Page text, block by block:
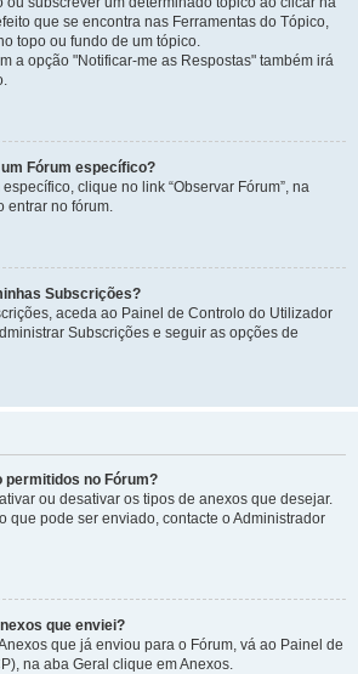
que se encontra nas Ferramentas do Tópico,
topo ou fundo de um tópico.
a opção "Notificar-me as Respostas" também irá
Fórum específico?
clique no link “Observar Fórum”, na
entrar no fórum.
Subscrições?
aceda ao Painel de Controlo do Utilizador
Subscrições e seguir as opções de
permitidos no Fórum?
ou desativar os tipos de anexos que desejar.
que pode ser enviado, contacte o Administrador
que enviei?
que já enviou para o Fórum, vá ao Painel de
na aba Geral clique em Anexos.